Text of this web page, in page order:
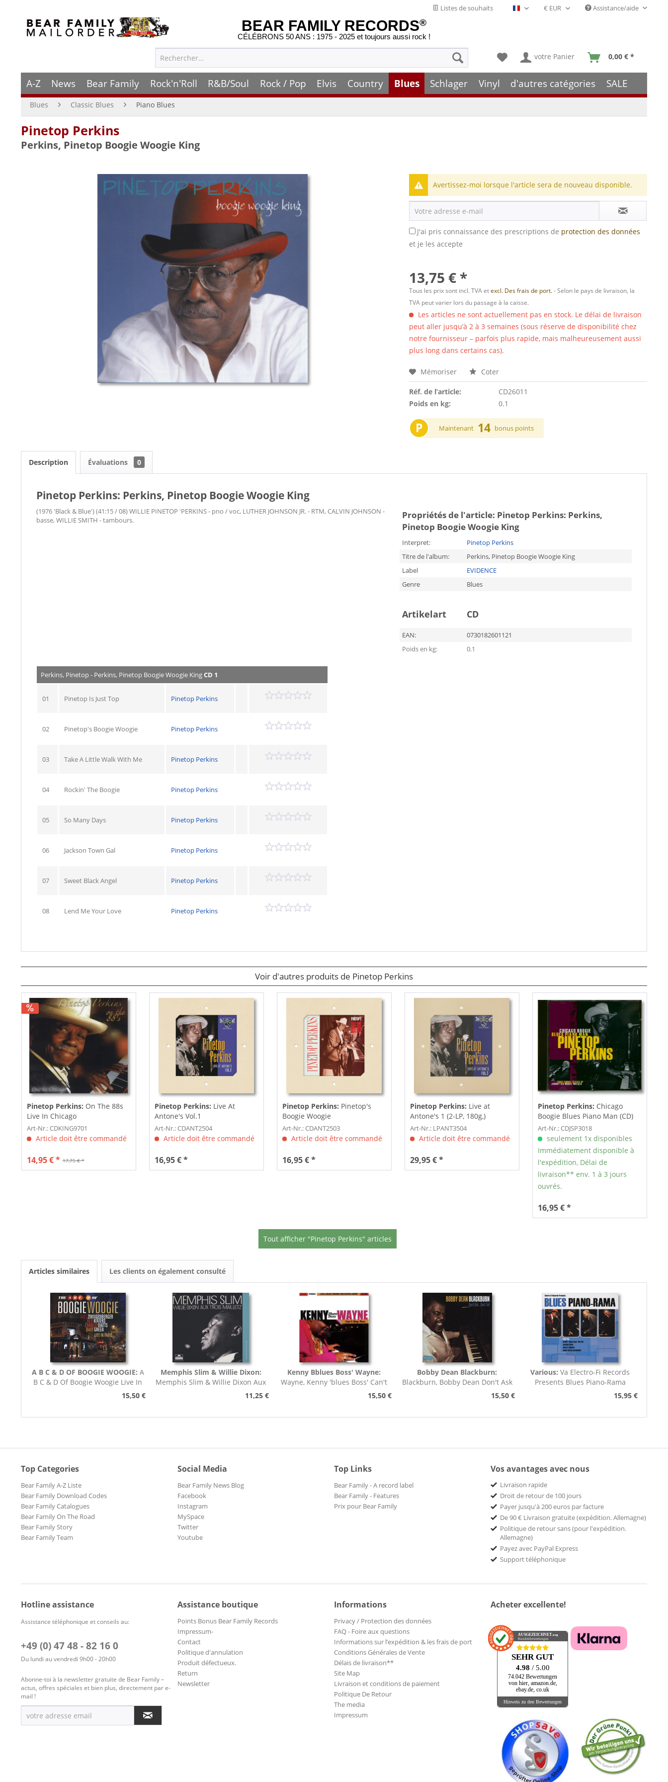
Listes de souhaits Français- FR Assistance/aide
BEAR FAMILY RECORDS®
CÉLÉBRONS 50 ANS : 1975 - 2025 et toujours aussi rock !
votre Panier 0,00 € *
A-Z News Bear Family Rock'n'Roll R&B/Soul Rock / Pop Elvis Country Blues Schlager Vinyl d'autres catégories SALE
Blues Classic Blues Piano Blues
Pinetop Perkins
Perkins, Pinetop Boogie Woogie King
Avertissez-moi lorsque l'article sera de nouveau disponible.
J'ai pris connaissance des prescriptions de protection des données
et je les accepte
13,75 € *
Tous les prix sont incl. TVA etexcl. Des frais de port.- Selon le pays de livraison, la
TVA peut varier lors du passage à la caisse.
Les articles ne sont actuellement pas en stock. Le délai de livraison
peut aller jusqu’à 2 à 3 semaines (sous réserve de disponibilité chez
notre fournisseur – parfois plus rapide, mais malheureusement aussi
plus long dans certains cas).
Mémoriser Coter
Réf. de l’article:
CD26011
Poids en kg:
0.1
P Maintenant 14 bonus points
Description Évaluations 0
Pinetop Perkins: Perkins, Pinetop Boogie Woogie King
(1976 'Black & Blue') (41:15 / 08) WILLIE PINETOP 'PERKINS - pno / voc, LUTHER JOHNSON JR. - RTM, CALVIN JOHNSON -
basse, WILLIE SMITH - tambours.
Propriétés de l'article: Pinetop Perkins: Perkins,
Pinetop Boogie Woogie King
Interpret:
Pinetop Perkins
Titre de l'album:
Perkins, Pinetop Boogie Woogie King
Label
EVIDENCE
Genre
Blues
Artikelart CD
EAN:
0730182601121
Poids en kg:
0.1
Perkins, Pinetop - Perkins, Pinetop Boogie Woogie KingCD 1
01 Pinetop Is Just Top Pinetop Perkins
02 Pinetop's Boogie Woogie Pinetop Perkins
03 Take A Little Walk With Me Pinetop Perkins
04 Rockin' The Boogie Pinetop Perkins
05 So Many Days Pinetop Perkins
06 Jackson Town Gal Pinetop Perkins
07 Sweet Black Angel Pinetop Perkins
08 Lend Me Your Love Pinetop Perkins
Voir d'autres produits de Pinetop Perkins
Pinetop Perkins: On The 88s
Live In Chicago
Art-Nr.: CDKING9701
Article doit être commandé
17,75 € *
14,95 € *
Pinetop Perkins: Live At
Antone's Vol.1
Art-Nr.: CDANT2504
Article doit être commandé
16,95 € *
Pinetop Perkins: Pinetop's
Boogie Woogie
Art-Nr.: CDANT2503
Article doit être commandé
16,95 € *
Pinetop Perkins: Live at
Antone's 1 (2-LP, 180g,)
Art-Nr.: LPANT3504
Article doit être commandé
29,95 € *
Pinetop Perkins: Chicago
Boogie Blues Piano Man (CD)
Art-Nr.: CDJSP3018
seulement 1x disponibles
Immédiatement disponible à
l'expédition, Délai de
livraison** env. 1 à 3 jours
ouvrés.
16,95 € *
Tout afficher "Pinetop Perkins" articles
Articles similaires Les clients on également consulté
A B C & D OF BOOGIE WOOGIE: A
B C & D Of Boogie Woogie Live In
15,50 €
Memphis Slim & Willie Dixon:
Memphis Slim & Willie Dixon Aux
11,25 €
Kenny Bblues Boss' Wayne:
Wayne, Kenny 'blues Boss' Can't
15,50 €
Bobby Dean Blackburn:
Blackburn, Bobby Dean Don't Ask
15,50 €
Various:Va Electro-Fi Records
Presents Blues Piano-Rama
15,95 €
Top Categories
Bear Family A-Z Liste
Bear Family Download Codes
Bear Family Catalogues
Bear Family On The Road
Bear Family Story
Bear Family Team
Social Media
Bear Family News Blog
Facebook
Instagram
MySpace
Twitter
Youtube
Top Links
Bear Family - A record label
Bear Family - Features
Prix pour Bear Family
Vos avantages avec nous
Livraison rapide
Droit de retour de 100 jours
Payer jusqu'à 200 euros par facture
De 90 € Livraison gratuite (expédition. Allemagne)
Politique de retour sans (pour l'expédition.
Allemagne)
Payez avec PayPal Express
Support téléphonique
Hotline assistance
Assistance téléphonique et conseils au:
+49 (0) 47 48 - 82 16 0
Du lundi au vendredi 9h00 - 20h00
Abonne-toi à la newsletter gratuite de Bear Family –
actus, offres spéciales et bien plus, directement par e-
mail !
Assistance boutique
Points Bonus Bear Family Records
Impressum-
Contact
Politique d'annulation
Produit défectueux.
Return
Newsletter
Informations
Privacy / Protection des données
FAQ - Foire aux questions
Informations sur l’expédition & les frais de port
Conditions Générales de Vente
Délais de livraison**
Site Map
Livraison et conditions de paiement
Politique De Retour
The media
Impressum
Acheter excellente!
AUSGEZEICHNET .org
Kundenbewertungen
SEHR GUT
4.98 / 5.00
74.042 Bewertungen
von hier, amazon.de,
ebay.de, co.uk
Hinweis zu den Bewertungen